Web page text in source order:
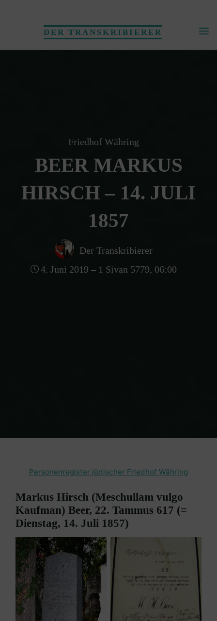
DER TRANSKRIBIERER
Friedhof Währing
BEER MARKUS
HIRSCH – 14. JULI
1857
Der Transkribierer
4. Juni 2019 – 1 Sivan 5779, 06:00
Personenregister jüdischer Friedhof Währing
Markus Hirsch (Meschullam vulgo
Kaufman) Beer, 22. Tammus 617 (=
Dienstag, 14. Juli 1857)